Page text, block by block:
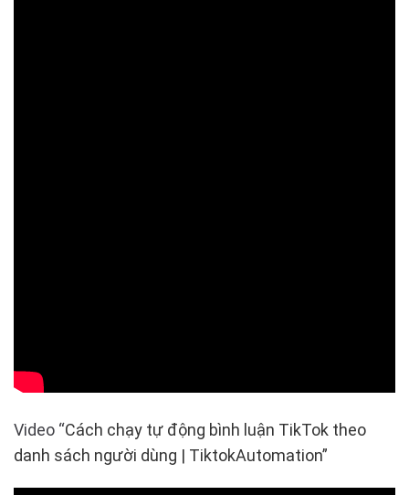
Video “Cách chạy tự động bình luận TikTok theo
danh sách người dùng | TiktokAutomation”